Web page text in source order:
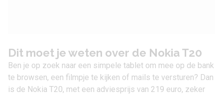
Dit moet je weten over de Nokia T20
Ben je op zoek naar een simpele tablet om mee op de bank
te browsen, een filmpje te kijken of mails te versturen? Dan
is de Nokia T20, met een adviesprijs van 219 euro, zeker